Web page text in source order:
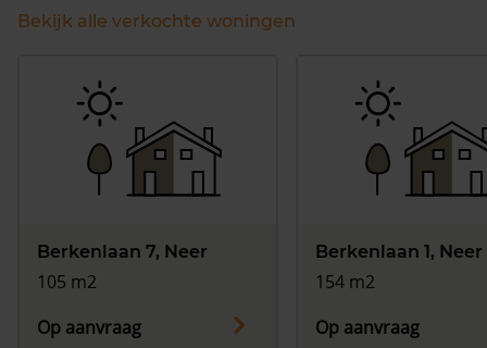
Bekijk alle verkochte woningen
Berkenlaan 7, Neer
105 m2
Op aanvraag
Berkenlaan 1, Neer
154 m2
Op aanvraag